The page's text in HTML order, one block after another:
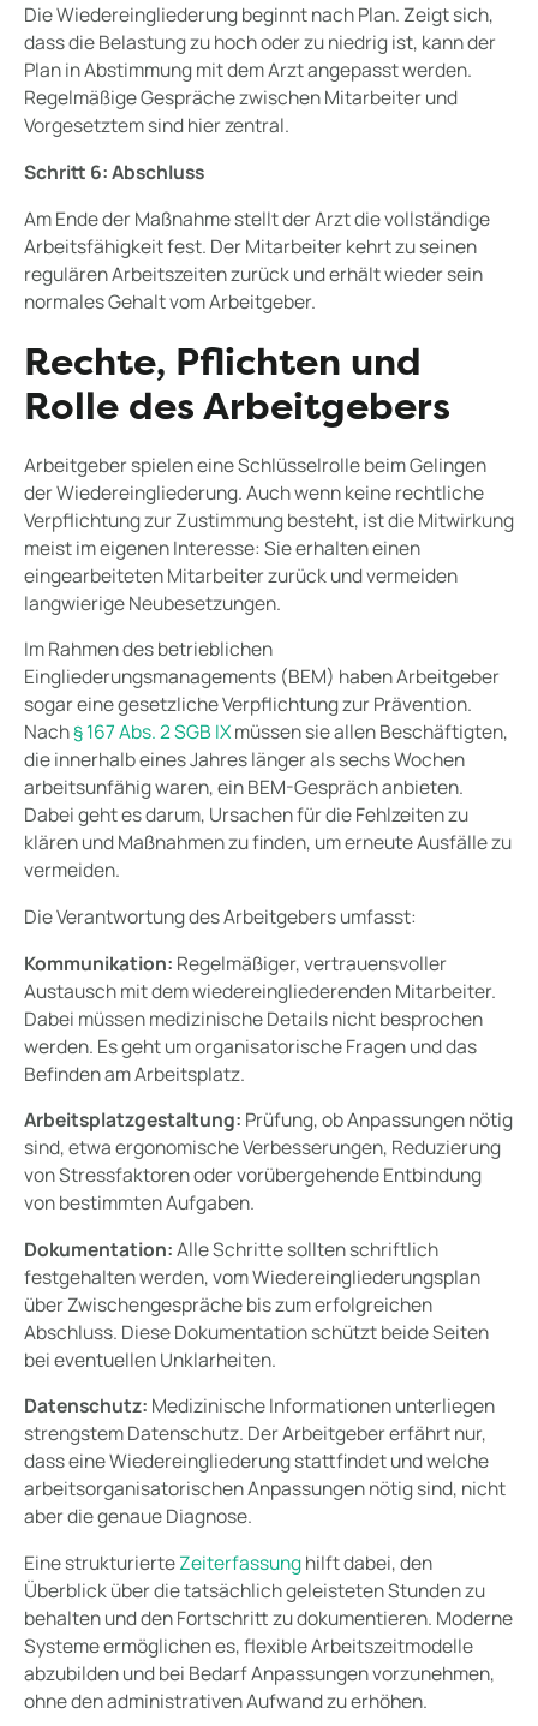
Die Wiedereingliederung beginnt nach Plan. Zeigt sich,
dass die Belastung zu hoch oder zu niedrig ist, kann der
Plan in Abstimmung mit dem Arzt angepasst werden.
Regelmäßige Gespräche zwischen Mitarbeiter und
Vorgesetztem sind hier zentral.
Schritt 6: Abschluss
Am Ende der Maßnahme stellt der Arzt die vollständige
Arbeitsfähigkeit fest. Der Mitarbeiter kehrt zu seinen
regulären Arbeitszeiten zurück und erhält wieder sein
normales Gehalt vom Arbeitgeber.
Rechte, Pflichten und
Rolle des Arbeitgebers
Arbeitgeber spielen eine Schlüsselrolle beim Gelingen
der Wiedereingliederung. Auch wenn keine rechtliche
Verpflichtung zur Zustimmung besteht, ist die Mitwirkung
meist im eigenen Interesse: Sie erhalten einen
eingearbeiteten Mitarbeiter zurück und vermeiden
langwierige Neubesetzungen.
Im Rahmen des betrieblichen
Eingliederungsmanagements (BEM) haben Arbeitgeber
sogar eine gesetzliche Verpflichtung zur Prävention.
Nach§ 167 Abs. 2 SGB IXmüssen sie allen Beschäftigten,
die innerhalb eines Jahres länger als sechs Wochen
arbeitsunfähig waren, ein BEM-Gespräch anbieten.
Dabei geht es darum, Ursachen für die Fehlzeiten zu
klären und Maßnahmen zu finden, um erneute Ausfälle zu
vermeiden.
Die Verantwortung des Arbeitgebers umfasst:
Kommunikation: Regelmäßiger, vertrauensvoller
Austausch mit dem wiedereingliederenden Mitarbeiter.
Dabei müssen medizinische Details nicht besprochen
werden. Es geht um organisatorische Fragen und das
Befinden am Arbeitsplatz.
Arbeitsplatzgestaltung: Prüfung, ob Anpassungen nötig
sind, etwa ergonomische Verbesserungen, Reduzierung
von Stressfaktoren oder vorübergehende Entbindung
von bestimmten Aufgaben.
Dokumentation:Alle Schritte sollten schriftlich
festgehalten werden, vom Wiedereingliederungsplan
über Zwischengespräche bis zum erfolgreichen
Abschluss. Diese Dokumentation schützt beide Seiten
bei eventuellen Unklarheiten.
Datenschutz: Medizinische Informationen unterliegen
strengstem Datenschutz. Der Arbeitgeber erfährt nur,
dass eine Wiedereingliederung stattfindet und welche
arbeitsorganisatorischen Anpassungen nötig sind, nicht
aber die genaue Diagnose.
Eine strukturierteZeiterfassunghilft dabei, den
Überblick über die tatsächlich geleisteten Stunden zu
behalten und den Fortschritt zu dokumentieren. Moderne
Systeme ermöglichen es, flexible Arbeitszeitmodelle
abzubilden und bei Bedarf Anpassungen vorzunehmen,
ohne den administrativen Aufwand zu erhöhen.